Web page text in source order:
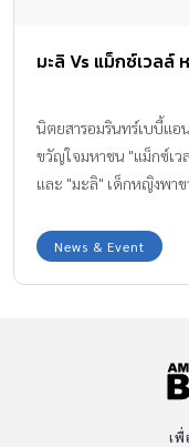
มะลิ Vs แม็กซ์เวล
นิตยสารอมรินทร์เบบี้แอ
ขวัญใจมหาชน "แม็กซ์เว
และ "มะลิ" เด็กหญิงพา
News & Event
เ